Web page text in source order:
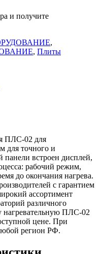
и получите
,
, Плиты
ПЛС-02 для
для точного и
панели встроен дисплей,
рабочий режим,
до окончания нагрева.
с гарантием
ассортимент
различного
нагревательную ПЛС-02
цене. При
регион РФ.